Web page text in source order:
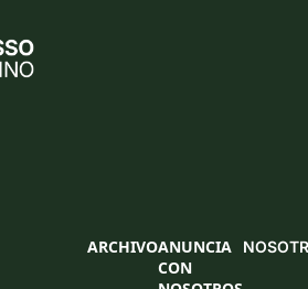
ARCHIVOANUNCIA
CON